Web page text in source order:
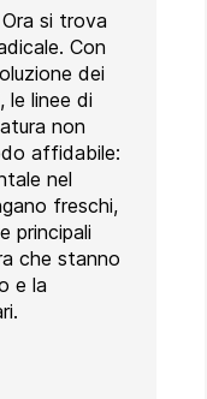
si trova
Con
dei
le linee di
non
affidabile:
nel
freschi,
principali
che stanno
e la